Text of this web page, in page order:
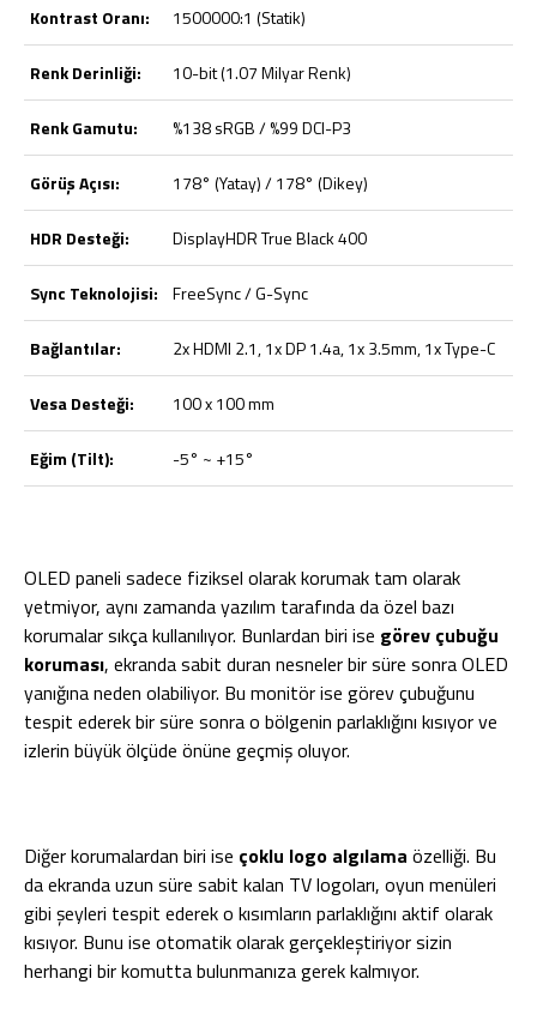
Kontrast Oranı: 1500000:1 (Statik)
Renk Derinliği: 10-bit (1.07 Milyar Renk)
Renk Gamutu: %138 sRGB / %99 DCI-P3
Görüş Açısı: 178° (Yatay) / 178° (Dikey)
HDR Desteği: DisplayHDR True Black 400
Sync Teknolojisi: FreeSync / G-Sync
Bağlantılar: 2x HDMI 2.1, 1x DP 1.4a, 1x 3.5mm, 1x Type-C
Vesa Desteği: 100 x 100 mm
Eğim (Tilt): -5° ~ +15°
OLED paneli sadece fiziksel olarak korumak tam olarak
yetmiyor, aynı zamanda yazılım tarafında da özel bazı
korumalar sıkça kullanılıyor. Bunlardan biri ise görev çubuğu
koruması, ekranda sabit duran nesneler bir süre sonra OLED
yanığına neden olabiliyor. Bu monitör ise görev çubuğunu
tespit ederek bir süre sonra o bölgenin parlaklığını kısıyor ve
izlerin büyük ölçüde önüne geçmiş oluyor.
Diğer korumalardan biri ise çoklu logo algılama özelliği. Bu
da ekranda uzun süre sabit kalan TV logoları, oyun menüleri
gibi şeyleri tespit ederek o kısımların parlaklığını aktif olarak
kısıyor. Bunu ise otomatik olarak gerçekleştiriyor sizin
herhangi bir komutta bulunmanıza gerek kalmıyor.